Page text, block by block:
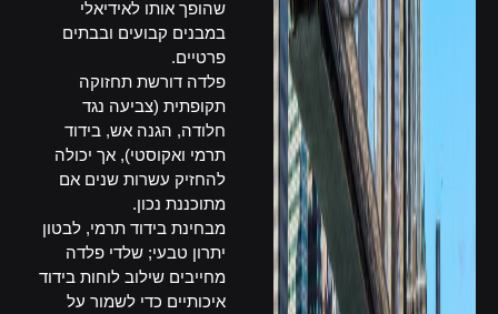
שהופך אותו לאידיאלי
במבנים קבועים ובבתים
פרטיים.
פלדה דורשת תחזוקה
תקופתית (צביעה נגד
חלודה, הגנה אש, בידוד
תרמי ואקוסטי), אך יכולה
להחזיק עשרות שנים אם
מתוכננת נכון.
מבחינת בידוד תרמי, לבטון
יתרון טבעי; שלדי פלדה
מחייבים שילוב לוחות בידוד
איכותיים כדי לשמור על